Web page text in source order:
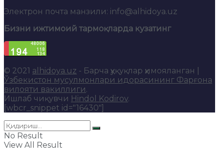
Электрон почта манзили: info@alhidoya.uz
Бизни ижтимоий тармоқларда кузатинг
© 2021 alhidoya.uz - Барча ҳуқуқлар ҳимояланган |
Ўзбекистон мусулмонлари идорасининг Фарғона
вилояти вакиллиги.
Ишлаб чиқувчи Hindol Kodirov.
[wbcr_snippet id="16430"]
No Result
View All Result